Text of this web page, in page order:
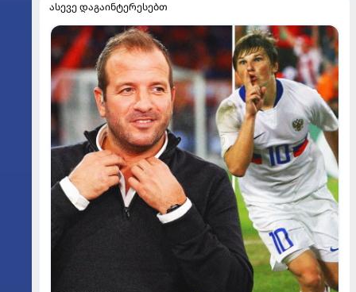
ასევე დაგაინტერესებთ